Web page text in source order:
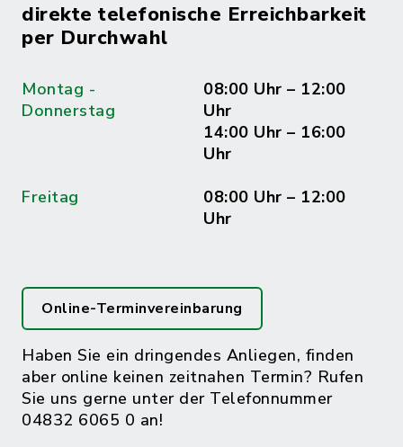
direkte telefonische Erreichbarkeit
per Durchwahl
Montag -
Donnerstag
08:00 Uhr – 12:00
Uhr
14:00 Uhr – 16:00
Uhr
Freitag
08:00 Uhr – 12:00
Uhr
Online-Terminvereinbarung
Haben Sie ein dringendes Anliegen, finden
aber online keinen zeitnahen Termin? Rufen
Sie uns gerne unter der Telefonnummer
04832 6065 0 an!